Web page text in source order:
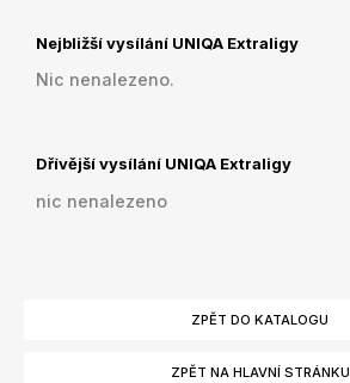
Nejbližší vysílání UNIQA Extraligy
Nic nenalezeno.
Dřívější vysílání UNIQA Extraligy
nic nenalezeno
ZPĚT DO KATALOGU
ZPĚT NA HLAVNÍ STRÁNKU